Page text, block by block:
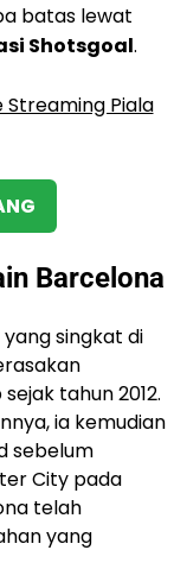
batas lewat
Shotsgoal.
Barcelona
singkat di
tahun 2012.
ia kemudian
sebelum
City pada
telah
yang